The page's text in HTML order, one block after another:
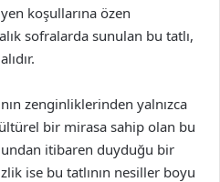
koşullarına özen
sofralarda sunulan bu tatlı,
zenginliklerinden yalnızca
bir mirasa sahip olan bu
itibaren duyduğu bir
ise bu tatlının nesiller boyu